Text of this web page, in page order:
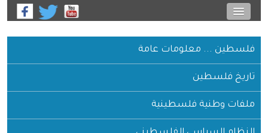
فلسطين ... معلومات عامة
تاريخ فلسطين
ملفات وطنية فلسطينية